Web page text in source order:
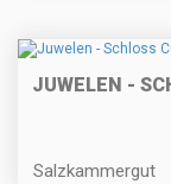
JUWELEN -
Salzkammergut